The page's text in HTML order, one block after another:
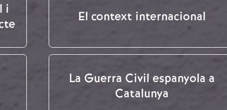
i
El context internacional
La Guerra Civil espanyola a
Catalunya